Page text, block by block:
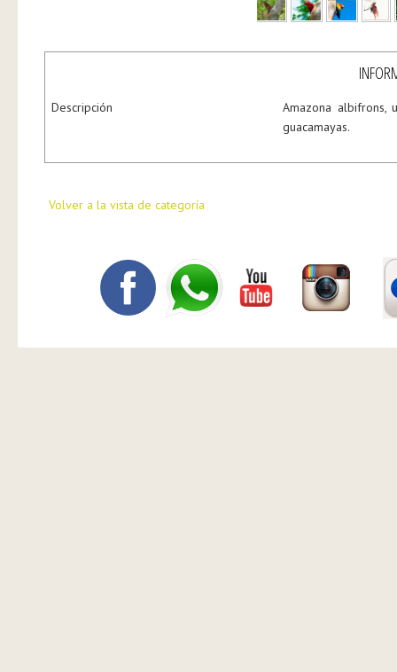
Descripción
Amazona albifrons,
guacamayas.
Volver a la vista de categoría